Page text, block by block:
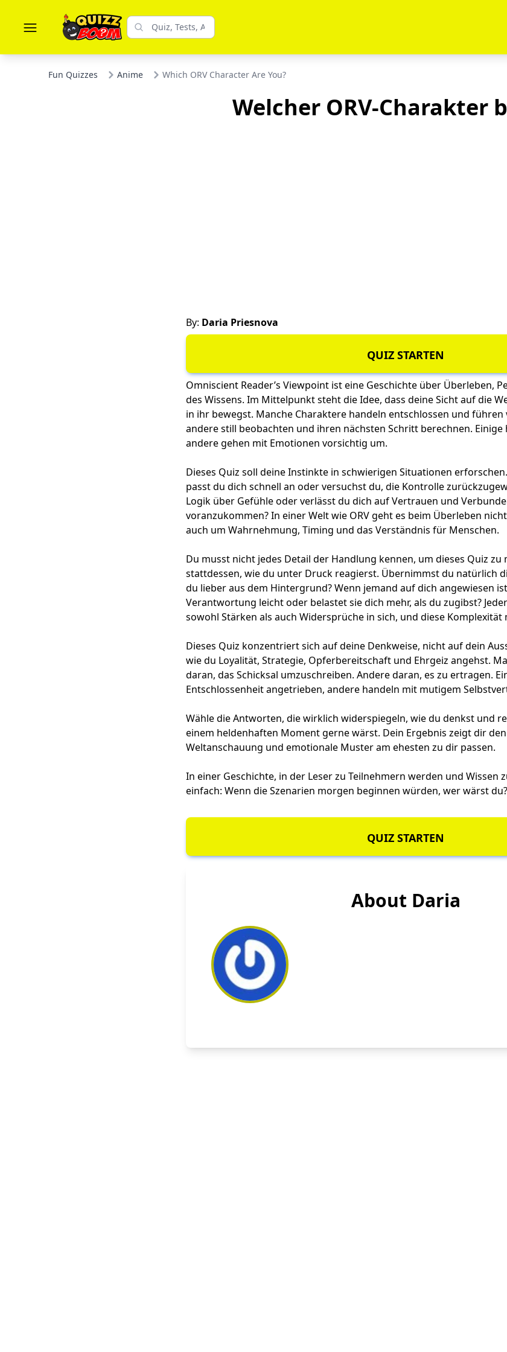
Fun Quizzes Anime Which ORV Character Are You?
Welcher ORV-Charakter
By: Daria Priesnova
QUIZ STARTEN
Omniscient Reader’s Viewpoint ist eine Geschichte über Überleben,
des Wissens. Im Mittelpunkt steht die Idee, dass deine Sicht auf die
in ihr bewegst. Manche Charaktere handeln entschlossen und
andere still beobachten und ihren nächsten Schritt berechnen.
andere gehen mit Emotionen vorsichtig um.
Dieses Quiz soll deine Instinkte in schwierigen Situationen
passt du dich schnell an oder versuchst du, die Kontrolle
Logik über Gefühle oder verlässt du dich auf Vertrauen und
voranzukommen? In einer Welt wie ORV geht es beim Überleben
auch um Wahrnehmung, Timing und das Verständnis für Menschen.
Du musst nicht jedes Detail der Handlung kennen, um dieses Quiz zu
stattdessen, wie du unter Druck reagierst. Übernimmst du natürlich
du lieber aus dem Hintergrund? Wenn jemand auf dich angewiesen
Verantwortung leicht oder belastet sie dich mehr, als du zugibst?
sowohl Stärken als auch Widersprüche in sich, und diese Komplexität
Dieses Quiz konzentriert sich auf deine Denkweise, nicht auf dein
wie du Loyalität, Strategie, Opferbereitschaft und Ehrgeiz angehst.
daran, das Schicksal umzuschreiben. Andere daran, es zu ertragen.
Entschlossenheit angetrieben, andere handeln mit mutigem
Wähle die Antworten, die wirklich widerspiegeln, wie du denkst und
einem heldenhaften Moment gerne wärst. Dein Ergebnis zeigt dir den
Weltanschauung und emotionale Muster am ehesten zu dir passen.
In einer Geschichte, in der Leser zu Teilnehmern werden und Wissen
einfach: Wenn die Szenarien morgen beginnen würden, wer wärst du?
QUIZ STARTEN
About Daria